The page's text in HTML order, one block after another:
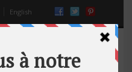
English